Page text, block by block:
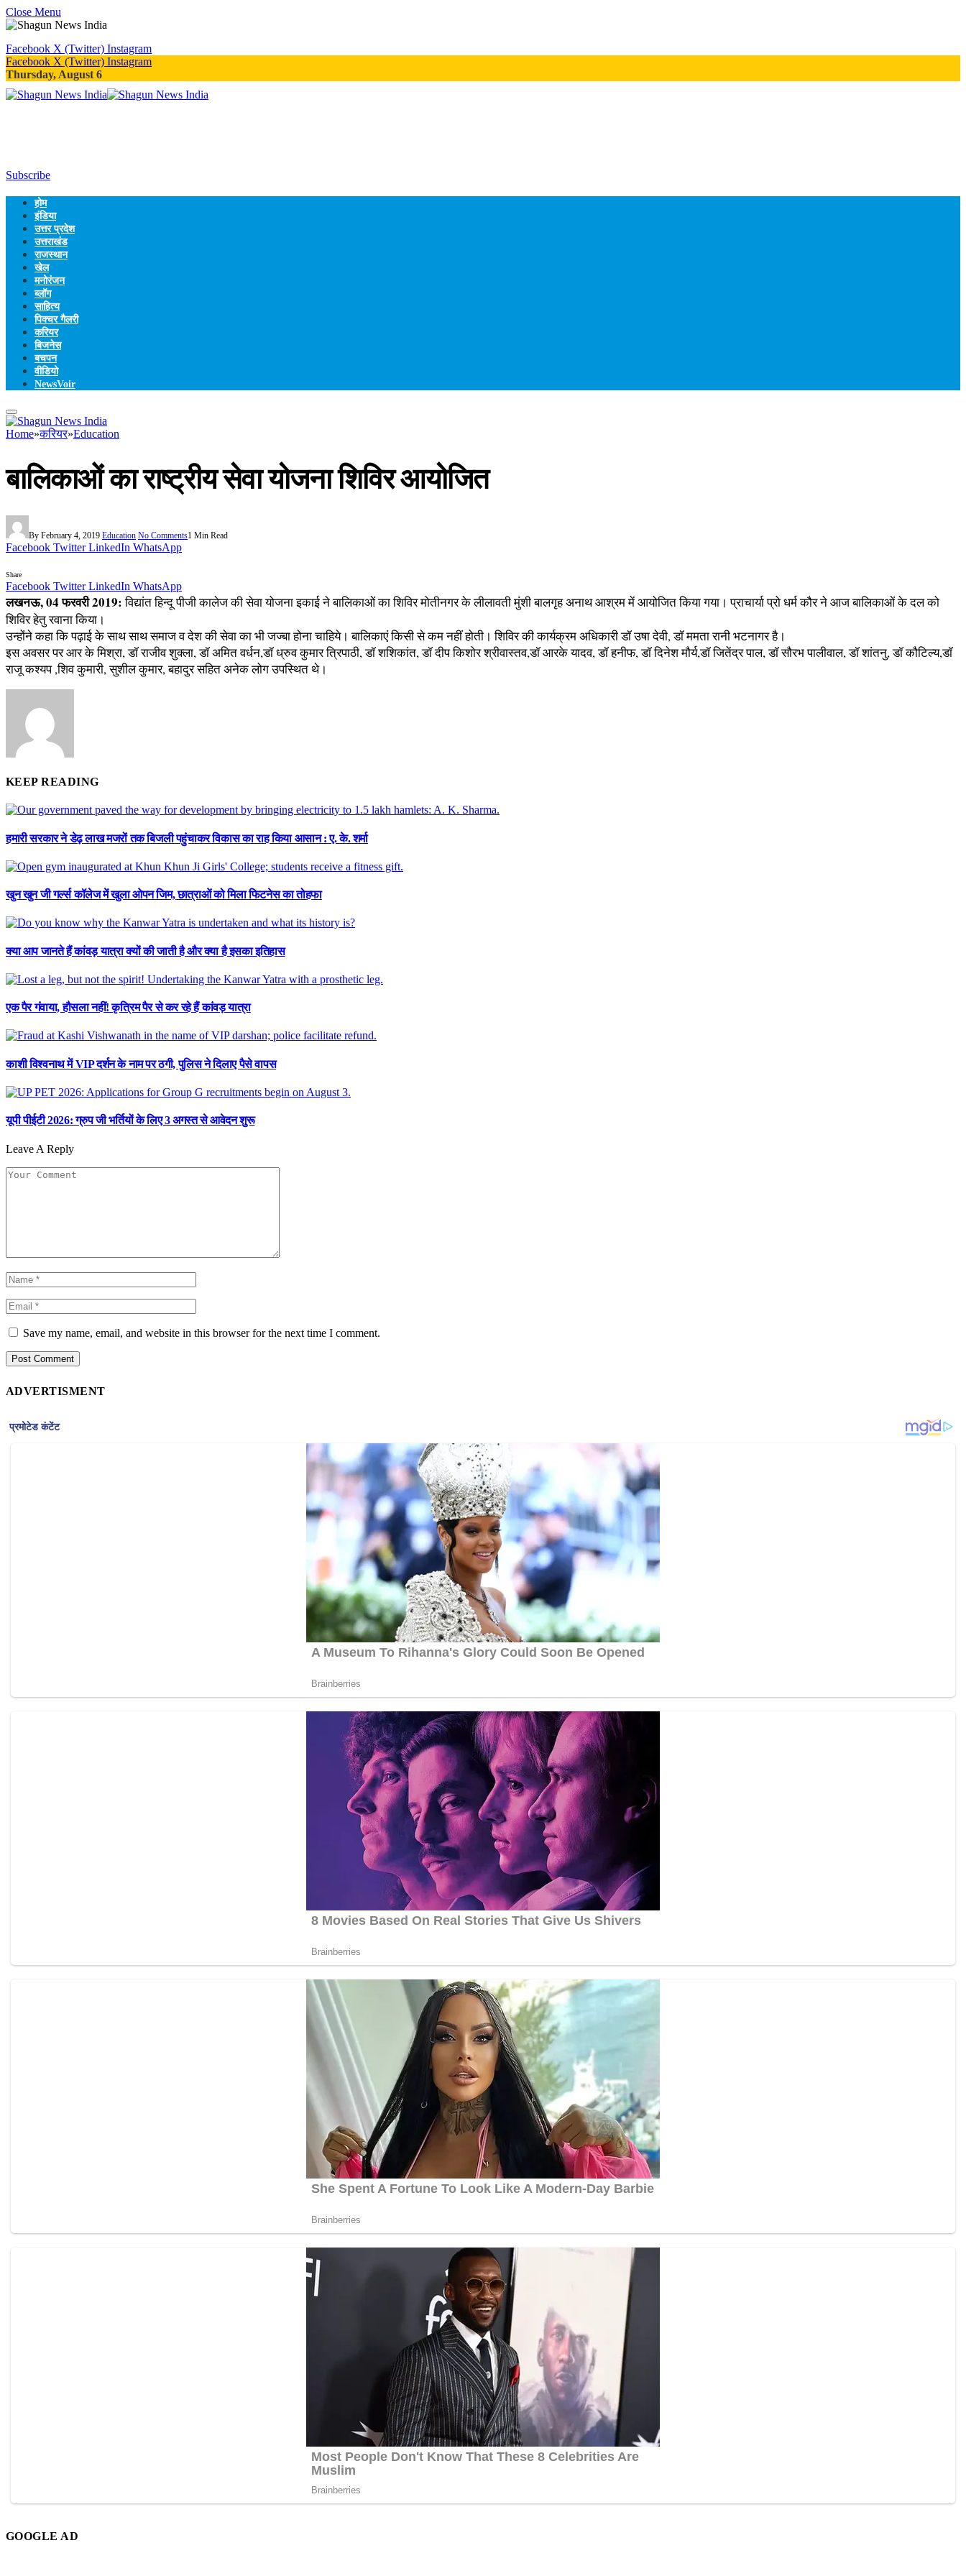
Close Menu
Facebook X (Twitter) Instagram
Facebook X (Twitter) Instagram
Thursday, August 6
Subscribe
होम
इंडिया
उत्तर प्रदेश
उत्तराखंड
राजस्थान
खेल
मनोरंजन
ब्लॉग
साहित्य
पिक्चर गैलरी
करियर
बिजनेस
बचपन
वीडियो
NewsVoir
Home»करियर»Education
बालिकाओं का राष्ट्रीय सेवा योजना शिविर आयोजित
By February 4, 2019 Education No Comments1 Min Read
Facebook Twitter LinkedIn WhatsApp
Share
Facebook Twitter LinkedIn WhatsApp
लखनऊ, 04 फरवरी 2019:विद्यांत हिन्दू पीजी कालेज की सेवा योजना इकाई ने बालिकाओं का शिविर मोतीनगर के लीलावती मुंशी बालगृह अनाथ आश्रम में आयोजित किया गया। प्राचार्या प्रो धर्म कौर ने आज बालिकाओं के दल को
शिविर हेतु रवाना किया।
उन्होंने कहा कि पढ़ाई के साथ साथ समाज व देश की सेवा का भी जज्बा होना चाहिये। बालिकाएं किसी से कम नहीं होती। शिविर की कार्यक्रम अधिकारी डॉ उषा देवी, डॉ ममता रानी भटनागर है।
इस अवसर पर आर के मिश्रा, डॉ राजीव शुक्ला, डॉ अमित वर्धन,डॉ ध्रुव कुमार त्रिपाठी, डॉ शशिकांत, डॉ दीप किशोर श्रीवास्तव,डॉ आरके यादव, डॉ हनीफ, डॉ दिनेश मौर्य,डॉ जितेंद्र पाल, डॉ सौरभ पालीवाल, डॉ शांतनु, डॉ कौटिल्य,डॉ
राजू कश्यप ,शिव कुमारी, सुशील कुमार, बहादुर सहित अनेक लोग उपस्थित थे।
KEEP READING
हमारी सरकार ने डेढ़ लाख मजरों तक बिजली पहुंचाकर विकास का राह किया आसान : ए. के. शर्मा
खुन खुन जी गर्ल्स कॉलेज में खुला ओपन जिम, छात्राओं को मिला फिटनेस का तोहफा
क्या आप जानते हैं कांवड़ यात्रा क्यों की जाती है और क्या है इसका इतिहास
एक पैर गंवाया, हौसला नहीं! कृत्रिम पैर से कर रहे हैं कांवड़ यात्रा
काशी विश्वनाथ में VIP दर्शन के नाम पर ठगी, पुलिस ने दिलाए पैसे वापस
यूपी पीईटी 2026: ग्रुप जी भर्तियों के लिए 3 अगस्त से आवेदन शुरू
Leave A Reply
Save my name, email, and website in this browser for the next time I comment.
ADVERTISMENT
GOOGLE AD